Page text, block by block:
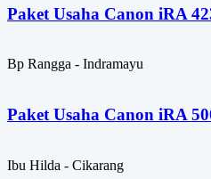
Paket Usaha Canon iRA
Bp Rangga - Indramayu
Paket Usaha Canon iRA
Ibu Hilda - Cikarang